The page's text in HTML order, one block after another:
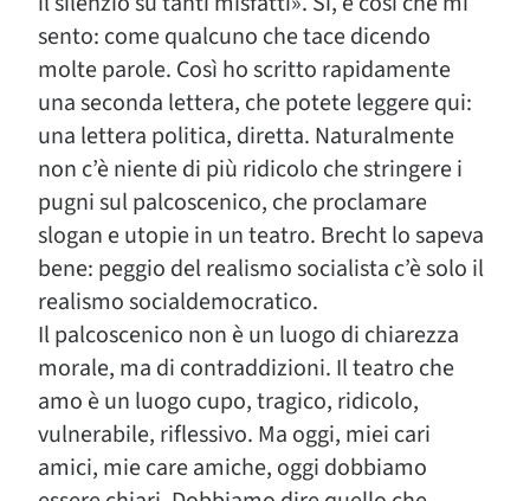
sento: come qualcuno che tace dicendo
molte parole. Così ho scritto rapidamente
una seconda lettera, che potete leggere qui:
una lettera politica, diretta. Naturalmente
non c’è niente di più ridicolo che stringere i
pugni sul palcoscenico, che proclamare
slogan e utopie in un teatro. Brecht lo sapeva
bene: peggio del realismo socialista c’è solo il
realismo socialdemocratico.
Il palcoscenico non è un luogo di chiarezza
morale, ma di contraddizioni. Il teatro che
amo è un luogo cupo, tragico, ridicolo,
vulnerabile, riflessivo. Ma oggi, miei cari
amici, mie care amiche, oggi dobbiamo